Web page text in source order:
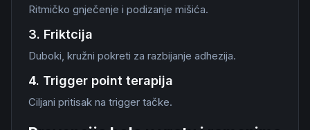
Ritmičko gnječenje i podizanje mišića.
3. Friktcija
Duboki, kružni pokreti za razbijanje adhezija.
4. Trigger point terapija
Ciljani pritisak na trigger tačke.